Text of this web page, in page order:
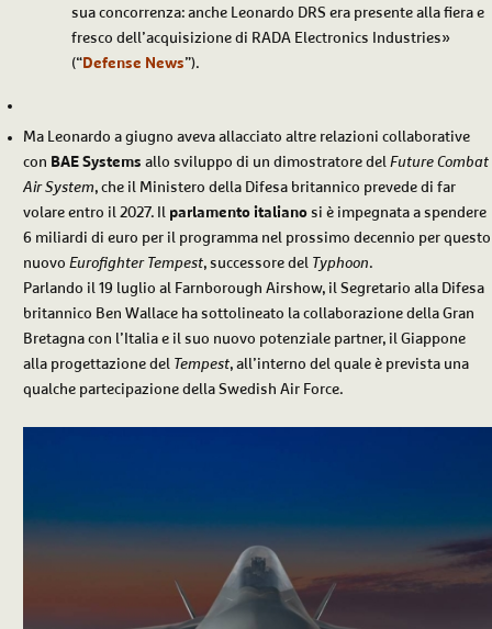
sua concorrenza: anche Leonardo DRS era presente alla fiera e
fresco dell’acquisizione di RADA Electronics Industries»
(“Defense News”).
Ma Leonardo a giugno aveva allacciato altre relazioni collaborative
con BAE Systems allo sviluppo di un dimostratore del Future Combat
Air System, che il Ministero della Difesa britannico prevede di far
volare entro il 2027. Il parlamento italiano si è impegnata a spendere
6 miliardi di euro per il programma nel prossimo decennio per questo
nuovo Eurofighter Tempest, successore del Typhoon.
Parlando il 19 luglio al Farnborough Airshow, il Segretario alla Difesa
britannico Ben Wallace ha sottolineato la collaborazione della Gran
Bretagna con l’Italia e il suo nuovo potenziale partner, il Giappone
alla progettazione del Tempest, all’interno del quale è prevista una
qualche partecipazione della Swedish Air Force.